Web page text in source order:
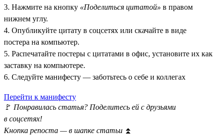
3. Нажмите на кнопку «Поделиться цитатой» в правом
нижнем углу.
4. Опубликуйте цитату в соцсетях или скачайте в виде
постера на компьютер.
5. Распечатайте постеры с цитатами в офис, установите их как
заставку на компьютере.
6. Следуйте манифесту — заботьтесь о себе и коллегах
Перейти к манифесту
🚩 Понравилась статья? Поделитесь ей с друзьями
в соцсетях!
Кнопка репоста — в шапке статьи ⏫